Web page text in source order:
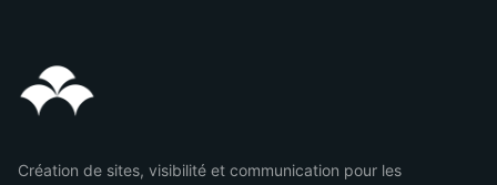
Création de sites, visibilité et communication pour les